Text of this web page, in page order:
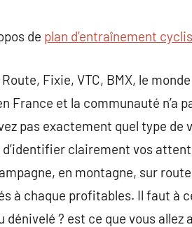
de plan d’entraînement
Fixie, VTC, BMX, le
France et la communauté n’a
pas exactement quel type
clairement vos
en montagne, sur
à chaque profitables. Il faut à
dénivelé ? est ce que vous